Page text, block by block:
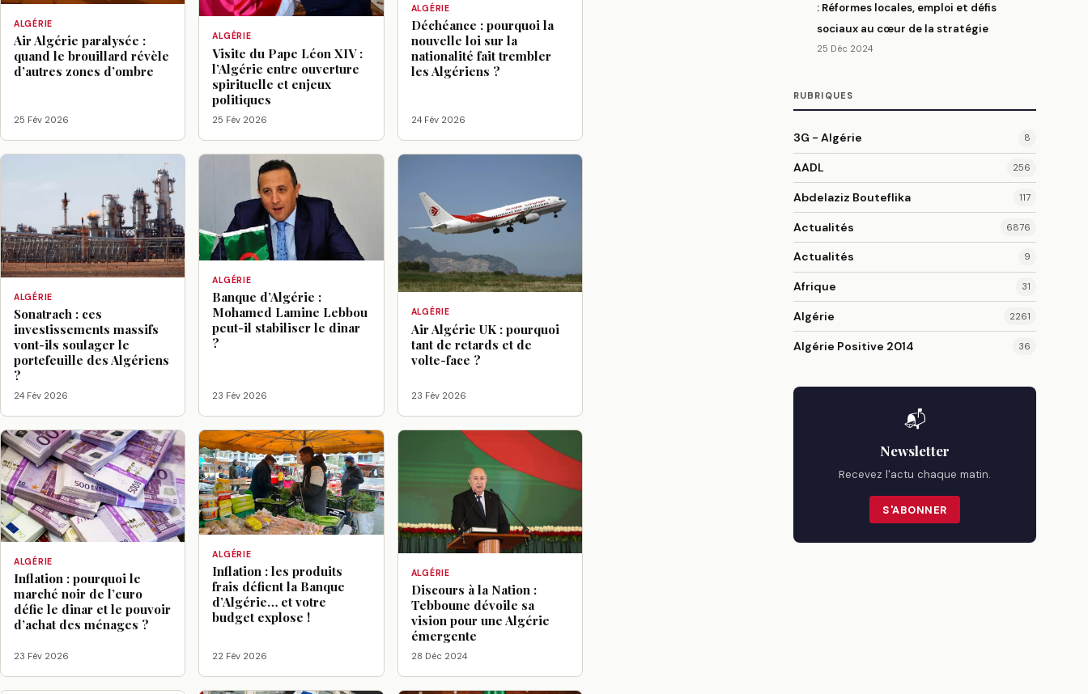
ALGÉRIE
Air Algérie paralysée :
quand le brouillard révèle
d’autres zones d’ombre
25 Fév 2026
ALGÉRIE
Visite du Pape Léon XIV :
l’Algérie entre ouverture
spirituelle et enjeux
politiques
25 Fév 2026
ALGÉRIE
Déchéance : pourquoi la
nouvelle loi sur la
nationalité fait trembler
les Algériens ?
24 Fév 2026
ALGÉRIE
Sonatrach : ces
investissements massifs
vont-ils soulager le
portefeuille des Algériens
?
24 Fév 2026
ALGÉRIE
Banque d’Algérie :
Mohamed Lamine Lebbou
peut-il stabiliser le dinar
?
23 Fév 2026
ALGÉRIE
Air Algérie UK : pourquoi
tant de retards et de
volte-face ?
23 Fév 2026
ALGÉRIE
Inflation : pourquoi le
marché noir de l’euro
défie le dinar et le pouvoir
d’achat des ménages ?
23 Fév 2026
ALGÉRIE
Inflation : les produits
frais défient la Banque
d’Algérie… et votre
budget explose !
22 Fév 2026
ALGÉRIE
Discours à la Nation :
Tebboune dévoile sa
vision pour une Algérie
émergente
28 Déc 2024
: Réformes locales, emploi et défis
sociaux au cœur de la stratégie
25 Déc 2024
RUBRIQUES
3G - Algérie 8
AADL 256
Abdelaziz Bouteflika 117
Actualités 6876
Actualités 9
Afrique 31
Algérie 2261
Algérie Positive 2014 36
📬
Newsletter
Recevez l'actu chaque matin.
S'ABONNER